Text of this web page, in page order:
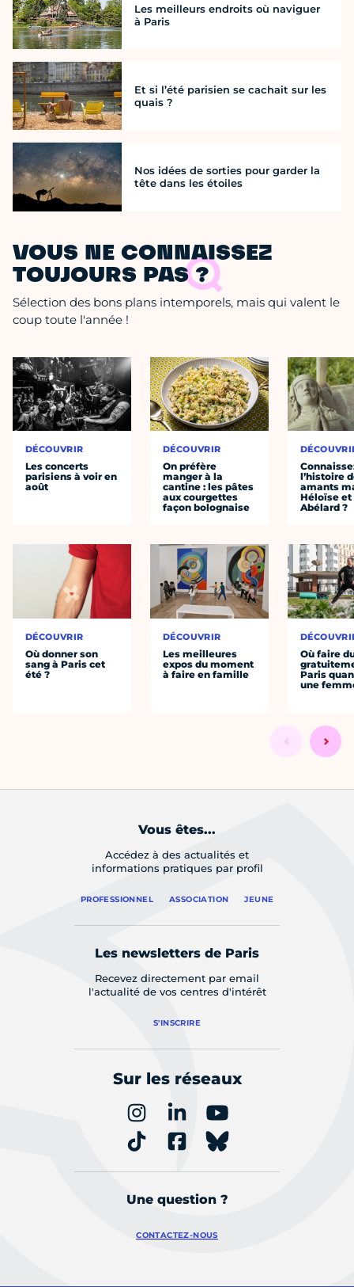
Les meilleurs endroits où naviguer
à Paris
Et si l’été parisien se cachait sur les
quais ?
Nos idées de sorties pour garder la
tête dans les étoiles
VOUS NE CONNAISSEZ
TOUJOURS PAS ?
Sélection des bons plans intemporels, mais qui valent le
coup toute l'année !
DÉCOUVRIR
Les concerts
parisiens à voir en
août
DÉCOUVRIR
Où donner son
sang à Paris cet
été ?
DÉCOUVRIR
On préfère
manger à la
cantine : les pâtes
aux courgettes
façon bolognaise
DÉCOUVRIR
Les meilleures
expos du moment
à faire en famille
l’histoire
amants
Héloïse et
Abélard ?
Où faire
Paris
une
Vous êtes...
Accédez à des actualités et
informations pratiques par profil
PROFESSIONNEL ASSOCIATION JEUNE
Les newsletters de Paris
Recevez directement par email
l'actualité de vos centres d'intérêt
S'INSCRIRE
Sur les réseaux
Une question ?
CONTACTEZ-NOUS